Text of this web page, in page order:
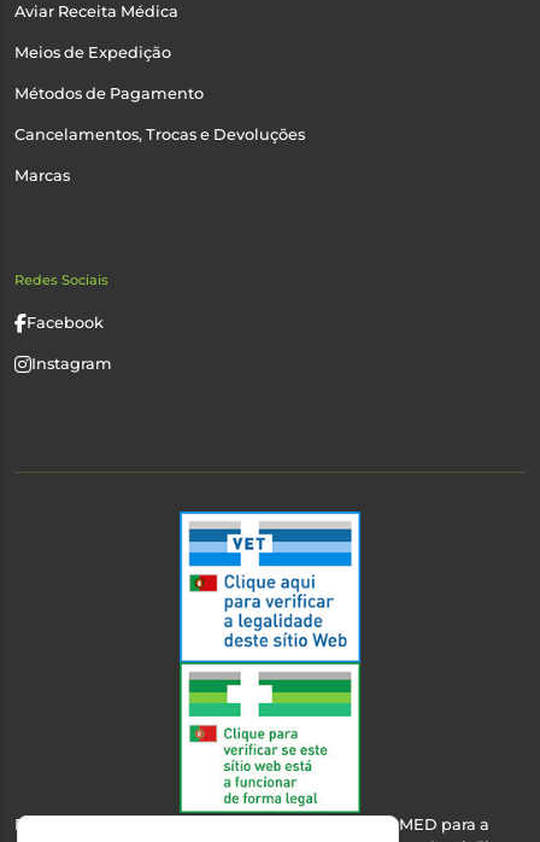
Aviar Receita Médica
Meios de Expedição
Métodos de Pagamento
Cancelamentos, Trocas e Devoluções
Marcas
Redes Sociais
Facebook
Instagram
Esta farmácia encontra-se autorizada pelo INFARMED para a